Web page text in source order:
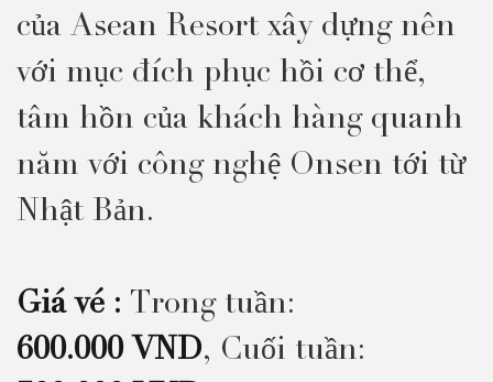
của Asean Resort xây dựng nên
với mục đích phục hồi cơ thể,
tâm hồn của khách hàng quanh
năm với công nghệ Onsen tới từ
Nhật Bản.
Giá vé : Trong tuần:
600.000 VND, Cuối tuần: